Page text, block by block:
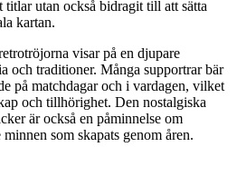
utan också bidragit till att sätta
kartan.
visar på en djupare
och traditioner. Många supportrar bär
på matchdagar och i vardagen, vilket
och tillhörighet. Den nostalgiska
är också en påminnelse om
som skapats genom åren.